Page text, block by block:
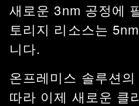
새로운 3nm 공정에
토리지 리소스는
니다.
온프레미스 솔루션
따라 이제 새로운 클